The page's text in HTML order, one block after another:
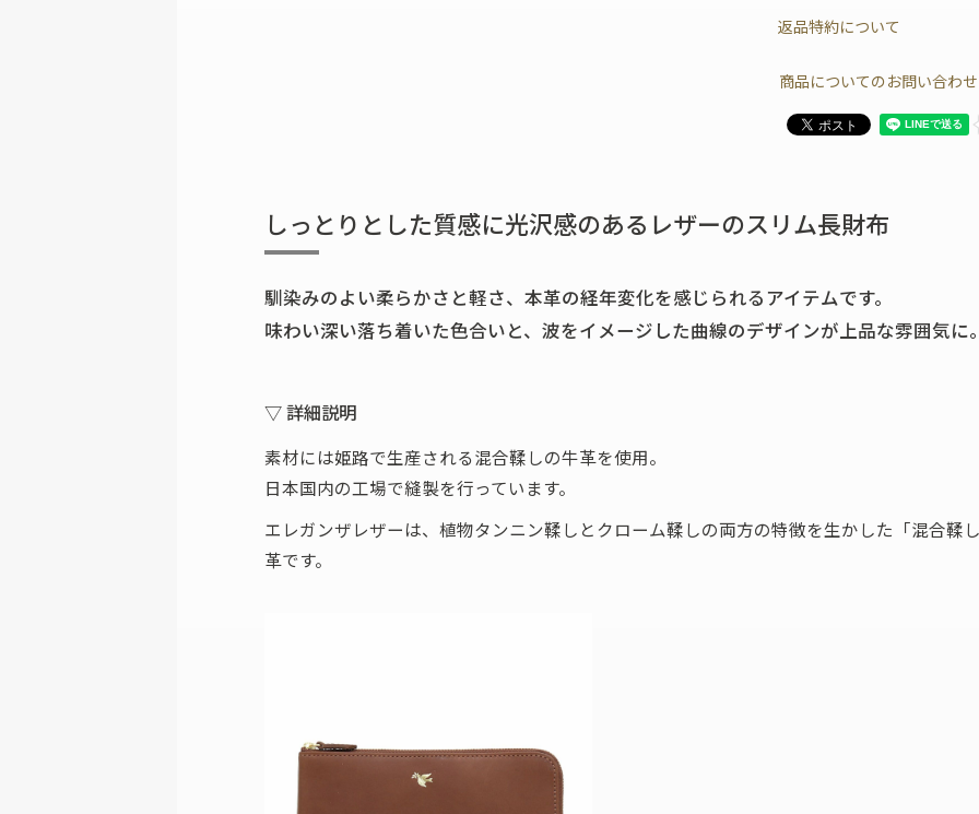
返品特約について
商品についてのお問い合わせ
しっとりとした質感に光沢感のあるレザーのスリム長財布
馴染みのよい柔らかさと軽さ、本革の経年変化を感じられるアイテムです。
味わい深い落ち着いた色合いと、波をイメージした曲線のデザインが上品な雰囲気に
▽ 詳細説明
素材には姫路で生産される混合鞣しの牛革を使用。
日本国内の工場で縫製を行っています。
エレガンザレザーは、植物タンニン鞣しとクローム鞣しの両方の特徴を生かした「混合鞣
革です。